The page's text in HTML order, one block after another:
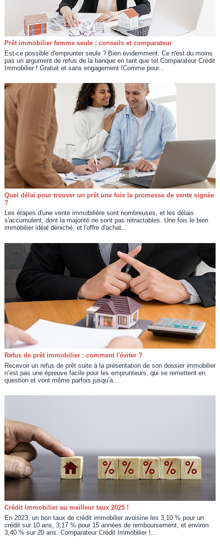
Prêt immobilier femme seule : conseils et comparateur
Est-ce possible d'emprunter seule ? Bien évidemment. Ce n'est du moins
pas un argument de refus de la banque en tant que tel.Comparateur Crédit
Immobilier ! Gratuit et sans engagement !Comme pour...
Quel délai pour trouver un prêt une fois la promesse de vente signée
?
Les étapes d'une vente immobilière sont nombreuses, et les délais
s'accumulent, dont la majorité ne sont pas rétractables. Une fois le bien
immobilier idéal déniché, et l'offre d'achat...
Refus de prêt immobilier : comment l'éviter ?
Recevoir un refus de prêt suite à la présentation de son dossier immobilier
n’est pas une épreuve facile pour les emprunteurs, qui se remettent en
question et vont même parfois jusqu’à...
Crédit Immobilier au meilleur taux 2025 !
En 2023, un bon taux de crédit immobilier avoisine les 3,10 % pour un
crédit sur 10 ans, 3,17 % pour 15 années de remboursement, et environ
3,40 % sur 20 ans. Comparateur Crédit Immobilier !...